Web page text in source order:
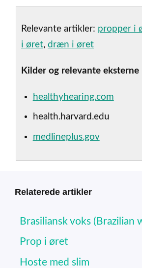
Relevante artikler: propper i
i øret, dræn i øret
Kilder og relevante eksterne
healthyhearing.com
health.harvard.edu
medlineplus.gov
Relaterede artikler
Brasiliansk voks (Brazilian
Prop i øret
Hoste med slim